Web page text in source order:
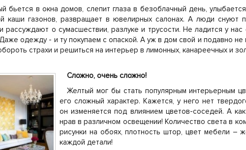
бьется в окна домов, слепит глаза в безоблачный день,
каши газонов, развращает в ювелирных салонах. А люди снуют
рассуждают о сумасшествии, разлуке и трусости. Не ладится у
одежду - и ту покупаем с опаской. А уж в дом свой и подавно не
страхи и решиться на интерьер в лимонных, канареечных и
Сложно, очень сложно!
Желтый мог бы стать популярным интерьерным
его сложный характер. Кажется, у него нет
он изменяется под влиянием цветов-соседей. А
нрав в различном освещении! Количество света в
рисунки на обоях, плотность штор, цвет мебели –
каждой детали!